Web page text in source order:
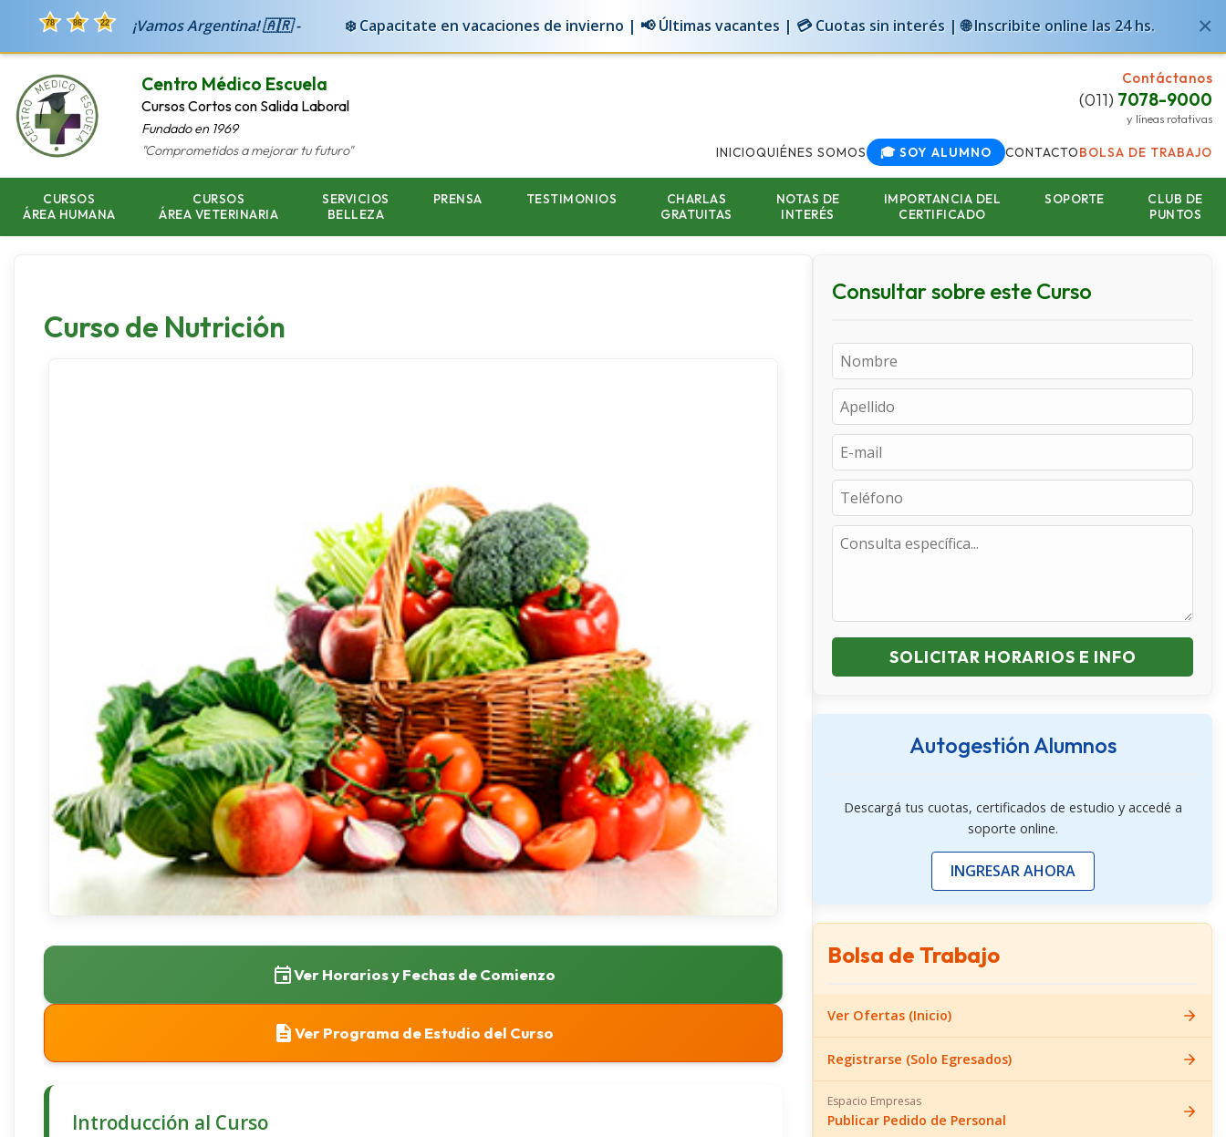
¡Vamos Argentina! 🇦🇷 - ❄️ Capacitate en vacaciones de invierno | 📢 Últimas vacantes | 💳 Cuotas sin interés | 🌐 Inscribite online las 24 hs. ×
Centro Médico Escuela
Cursos Cortos con Salida Laboral
Fundado en 1969
"Comprometidos a mejorar tu futuro"
Contáctanos
(011) 7078-9000
y líneas rotativas
INICIOQUIÉNES SOMOS 🎓 SOY ALUMNO CONTACTOBOLSA DE TRABAJO
CURSOS
ÁREA HUMANA
CURSOS
ÁREA VETERINARIA
SERVICIOS
BELLEZA
PRENSA TESTIMONIOS
CHARLAS
GRATUITAS
NOTAS DE
INTERÉS
IMPORTANCIA DEL
CERTIFICADO
SOPORTE
CLUB DE
PUNTOS
Curso de Nutrición
Ver Horarios y Fechas de Comienzo
Ver Programa de Estudio del Curso
Introducción al Curso
Consultar sobre este Curso
SOLICITAR HORARIOS E INFO
Autogestión Alumnos
Descargá tus cuotas, certificados de estudio y accedé a
soporte online.
INGRESAR AHORA
Bolsa de Trabajo
Ver Ofertas (Inicio)
Registrarse (Solo Egresados)
Espacio Empresas
Publicar Pedido de Personal